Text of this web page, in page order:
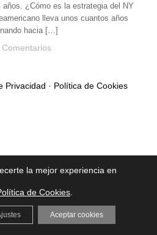
¿Cómo es la estrategia del NY
lleva unos cuantos años
hacia […]
Comentarios
Privacidad · Política de Cookies
la mejor experiencia en
de Cookies
Aceptar cookies